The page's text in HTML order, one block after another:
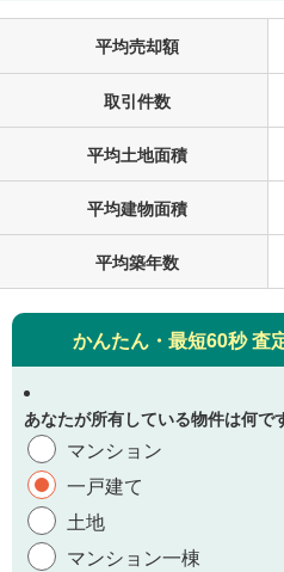
平均売却額
取引件数
平均土地面積
平均建物面積
平均築年数
かんたん・最短60秒 査
あなたが所有している物件は何で
マンション
一戸建て
土地
マンション一棟